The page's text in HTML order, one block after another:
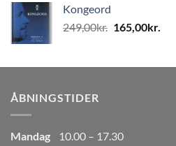
var:
80,00kr..
Kongeord
249,00kr. Den
var:
165,00kr.
er:
ÅBNINGSTIDER
Mandag
10.00 – 17.30